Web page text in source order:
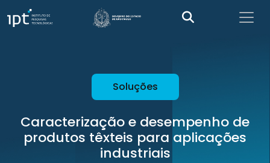
Soluções
Caracterização e desempenho de
produtos têxteis para aplicações
industriais